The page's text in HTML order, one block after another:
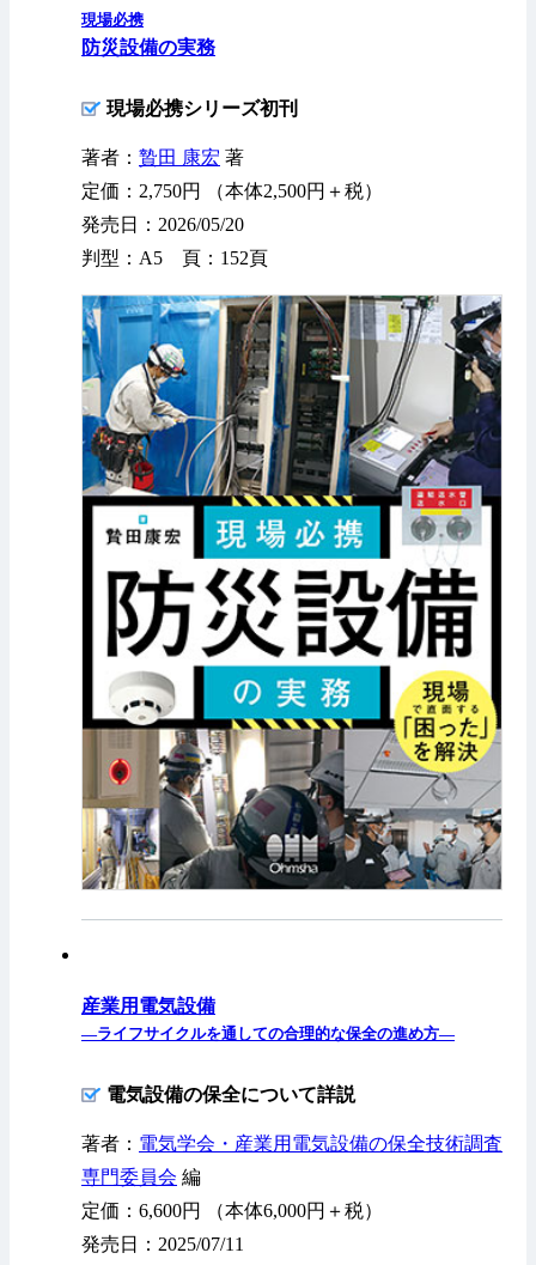
現場必携
防災設備の実務
現場必携シリーズ初刊
著者： 贄田 康宏 著
定価：2,750円 （本体2,500円＋税）
発売日：2026/05/20
判型：A5 頁：152頁
産業用電気設備
—ライフサイクルを通しての合理的な保全の進め方—
電気設備の保全について詳説
著者： 電気学会・産業用電気設備の保全技術調査
専門委員会 編
定価：6,600円 （本体6,000円＋税）
発売日：2025/07/11